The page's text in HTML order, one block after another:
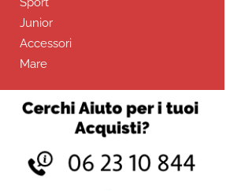
Junior
Accessori
Mare